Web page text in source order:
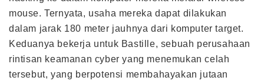
mouse. Ternyata, usaha mereka dapat dilakukan
dalam jarak 180 meter jauhnya dari komputer target.
Keduanya bekerja untuk Bastille, sebuah perusahaan
rintisan keamanan cyber yang menemukan celah
tersebut, yang berpotensi membahayakan jutaan